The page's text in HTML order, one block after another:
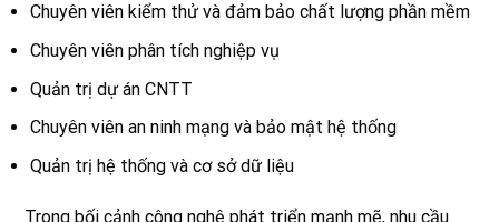
Chuyên viên kiểm thử và đảm bảo chất lượng phần mềm
Chuyên viên phân tích nghiệp vụ
Quản trị dự án CNTT
Chuyên viên an ninh mạng và bảo mật hệ thống
Quản trị hệ thống và cơ sở dữ liệu
Trong bối cảnh công nghệ phát triển mạnh mẽ, nhu cầu